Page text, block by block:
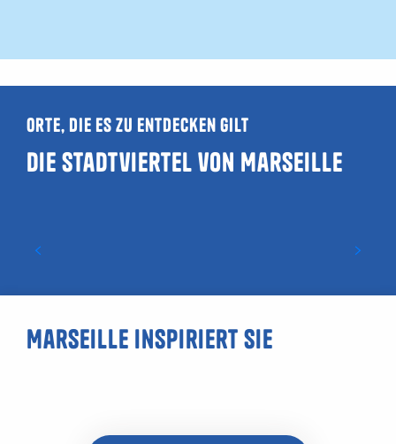
Orte, die es zu entdecken gilt
Die Stadtviertel von Marseille
Marseille inspiriert Sie